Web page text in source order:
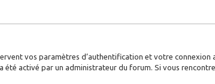
vos paramètres d’authentification et votre
été activé par un administrateur du forum. Si vous